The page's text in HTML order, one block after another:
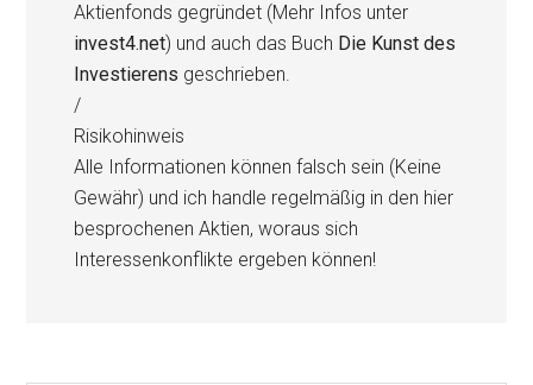
Aktienfonds gegründet (Mehr Infos unter
invest4.net) und auch das Buch Die Kunst des
Investierens geschrieben.
/
Risikohinweis
Alle Informationen können falsch sein (Keine
Gewähr) und ich handle regelmäßig in den hier
besprochenen Aktien, woraus sich
Interessenkonflikte ergeben können!